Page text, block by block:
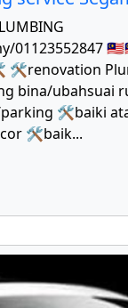
01123552847
bina/ubahsuai
🛠baiki
🛠baik...